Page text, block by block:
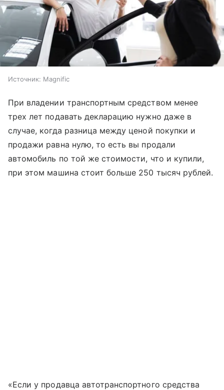
Источник: Magnific
При владении транспортным средством менее
трех лет подавать декларацию нужно даже в
случае, когда разница между ценой покупки и
продажи равна нулю, то есть вы продали
автомобиль по той же стоимости, что и купили,
при этом машина стоит больше 250 тысяч рублей.
«Если у продавца автотранспортного средства